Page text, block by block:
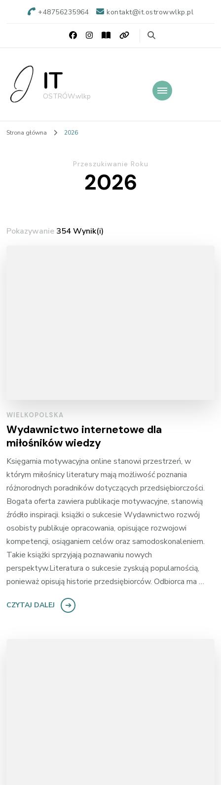
+48756235964 kontakt@it.ostrowwlkp.pl
IT
OSTRÓW.wlkp
Strona główna 2026
Przeszukiwanie Roku
2026
Pokazywanie 354 Wynik(i)
WIELKOPOLSKA
Wydawnictwo internetowe dla
miłośników wiedzy
Księgarnia motywacyjna online stanowi przestrzeń, w
którym miłośnicy literatury mają możliwość poznania
różnorodnych poradników dotyczących przedsiębiorczości.
Bogata oferta zawiera publikacje motywacyjne, stanowią
źródło inspiracji. książki o sukcesie Wydawnictwo rozwój
osobisty publikuje opracowania, opisujące rozwojowi
kompetencji, osiąganiem celów oraz samodoskonaleniem.
Takie książki sprzyjają poznawaniu nowych
perspektyw.Literatura o sukcesie zyskują popularnością,
ponieważ opisują historie przedsiębiorców. Odbiorca ma …
CZYTAJ DALEJ